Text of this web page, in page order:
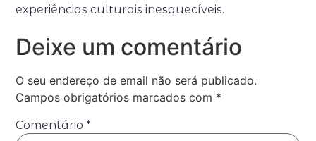
experiências culturais inesquecíveis.
Deixe um comentário
O seu endereço de email não será publicado.
Campos obrigatórios marcados com *
Comentário*